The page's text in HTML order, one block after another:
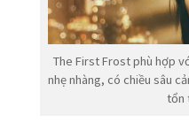
The First Frost phù hợp
nhẹ nhàng, có chiều sâu
tổn